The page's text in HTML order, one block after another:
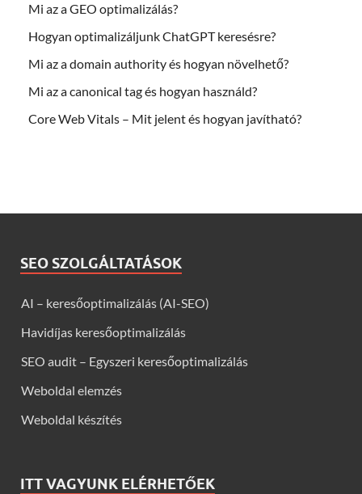
Mi az a GEO optimalizálás?
Hogyan optimalizáljunk ChatGPT keresésre?
Mi az a domain authority és hogyan növelhető?
Mi az a canonical tag és hogyan használd?
Core Web Vitals – Mit jelent és hogyan javítható?
SEO SZOLGÁLTATÁSOK
AI – keresőoptimalizálás (AI-SEO)
Havidíjas keresőoptimalizálás
SEO audit – Egyszeri keresőoptimalizálás
Weboldal elemzés
Weboldal készítés
ITT VAGYUNK ELÉRHETŐEK